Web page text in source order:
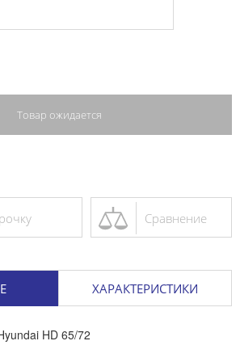
Товар ожидается
Сравнение
ХАРАКТЕРИСТИКИ
HD 65/72